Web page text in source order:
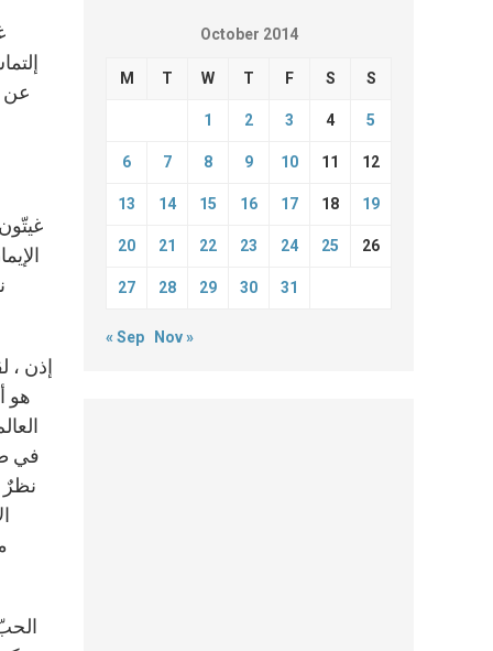
عن
إذن ،
هو
في
نظرٌ
October 2014
M T W T F S S
1 2 3 4 5
6 7 8 9 10 11 12
13 14 15 16 17 18 19
20 21 22 23 24 25 26
27 28 29 30 31
« Sep Nov »